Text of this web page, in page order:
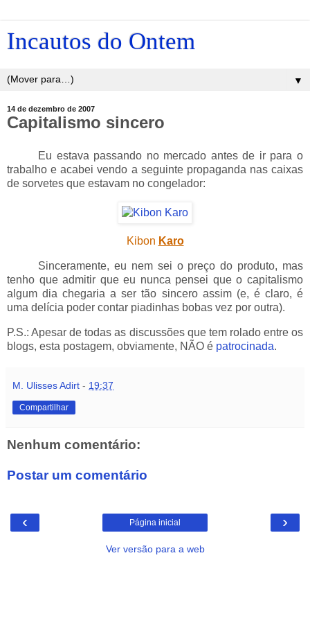
Incautos do Ontem
▼
14 de dezembro de 2007
Capitalismo sincero
Eu estava passando no mercado antes de ir para o
trabalho e acabei vendo a seguinte propaganda nas caixas
de sorvetes que estavam no congelador:
Kibon Karo
Sinceramente, eu nem sei o preço do produto, mas
tenho que admitir que eu nunca pensei que o capitalismo
algum dia chegaria a ser tão sincero assim (e, é claro, é
uma delícia poder contar piadinhas bobas vez por outra).
P.S.: Apesar de todas as discussões que tem rolado entre os
blogs, esta postagem, obviamente, NÃO é patrocinada.
M. Ulisses Adirt - 19:37
Compartilhar
Nenhum comentário:
Postar um comentário
‹ ›
Página inicial
Ver versão para a web